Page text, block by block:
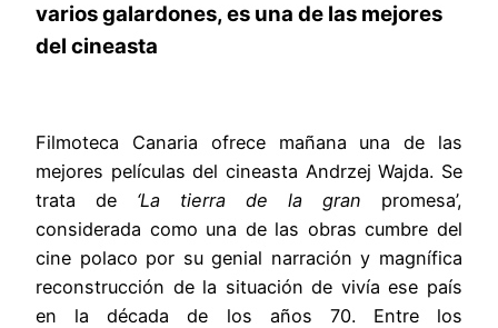
varios galardones, es una de las mejores
del cineasta
Filmoteca Canaria ofrece mañana una de las
mejores películas del cineasta Andrzej Wajda. Se
trata de ‘La tierra de la gran promesa’,
considerada como una de las obras cumbre del
cine polaco por su genial narración y magnífica
reconstrucción de la situación de vivía ese país
en la década de los años 70. Entre los